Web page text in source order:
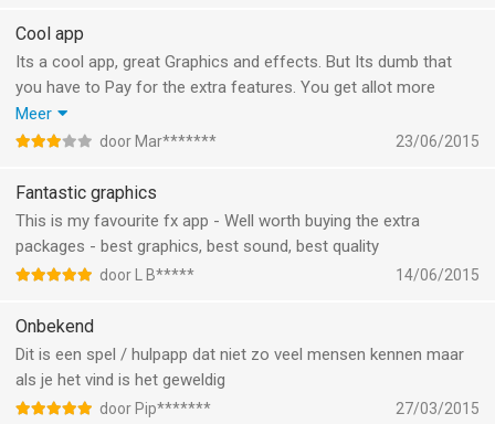
Cool app
Its a cool app, great Graphics and effects. But Its dumb that
you have to Pay for the extra features. You get allot more
People to download it if everything is for free, besides, People
Will have more fun with the app. I really hope you guys make all
Meer
door Mar******* 23/06/2015
Fantastic graphics
This is my favourite fx app - Well worth buying the extra
packages - best graphics, best sound, best quality
door L B***** 14/06/2015
Onbekend
Dit is een spel / hulpapp dat niet zo veel mensen kennen maar
als je het vind is het geweldig
door Pip******* 27/03/2015